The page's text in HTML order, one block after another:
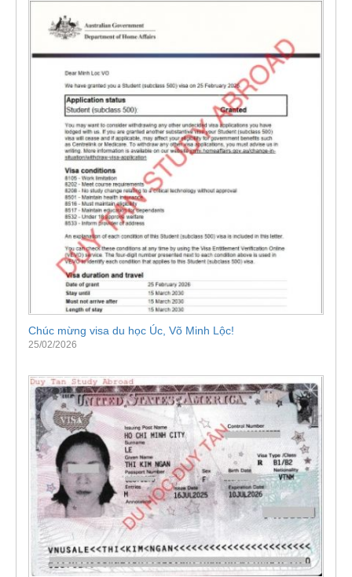
Chúc mừng visa du học Úc, Võ Minh Lộc!
25/02/2026